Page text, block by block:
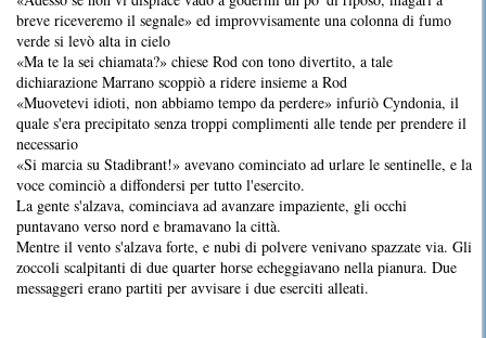
breve riceveremo il segnale» ed improvvisamente una colonna di fumo
verde si levò alta in cielo
«Ma te la sei chiamata?» chiese Rod con tono divertito, a tale
dichiarazione Marrano scoppiò a ridere insieme a Rod
«Muovetevi idioti, non abbiamo tempo da perdere» infuriò Cyndonia, il
quale s'era precipitato senza troppi complimenti alle tende per prendere il
necessario
«Si marcia su Stadibrant!» avevano cominciato ad urlare le sentinelle, e la
voce cominciò a diffondersi per tutto l'esercito.
La gente s'alzava, cominciava ad avanzare impaziente, gli occhi
puntavano verso nord e bramavano la città.
Mentre il vento s'alzava forte, e nubi di polvere venivano spazzate via. Gli
zoccoli scalpitanti di due quarter horse echeggiavano nella pianura. Due
messaggeri erano partiti per avvisare i due eserciti alleati.